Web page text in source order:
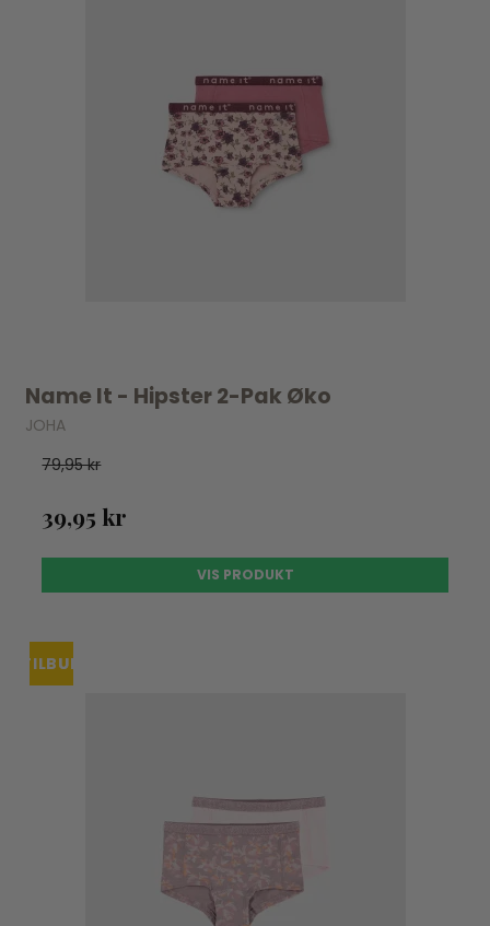
Name It - Hipster 2-Pak Øko
JOHA
79,95 kr
39,95 kr
VIS PRODUKT
TILBUDUDSOLGT